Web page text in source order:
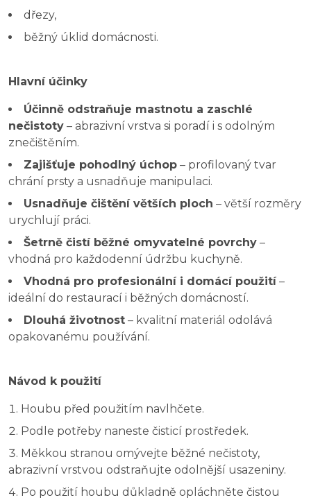
dřezy,
běžný úklid domácnosti.
Hlavní účinky
Účinně odstraňuje mastnotu a zaschlé
nečistoty – abrazivní vrstva si poradí i s odolným
znečištěním.
Zajišťuje pohodlný úchop – profilovaný tvar
chrání prsty a usnadňuje manipulaci.
Usnadňuje čištění větších ploch – větší rozměry
urychlují práci.
Šetrně čistí běžné omyvatelné povrchy –
vhodná pro každodenní údržbu kuchyně.
Vhodná pro profesionální i domácí použití–
ideální do restaurací i běžných domácností.
Dlouhá životnost – kvalitní materiál odolává
opakovanému používání.
Návod k použití
Houbu před použitím navlhčete.
Podle potřeby naneste čisticí prostředek.
Měkkou stranou omývejte běžné nečistoty,
abrazivní vrstvou odstraňujte odolnější usazeniny.
Po použití houbu důkladně opláchněte čistou